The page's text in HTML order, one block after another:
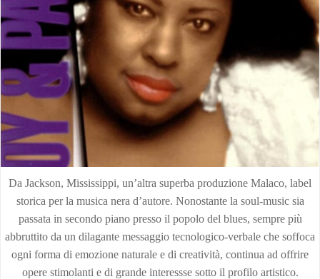
Da Jackson, Mississippi, un’altra superba produzione Malaco, label
storica per la musica nera d’autore. Nonostante la soul-music sia
passata in secondo piano presso il popolo del blues, sempre più
abbruttito da un dilagante messaggio tecnologico-verbale che soffoca
ogni forma di emozione naturale e di creatività, continua ad offrire
opere stimolanti e di grande interessse sotto il profilo artistico.